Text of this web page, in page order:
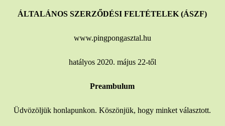
ÁLTALÁNOS SZERZŐDÉSI FELTÉTELEK (ÁSZF)
www.pingpongasztal.hu
hatályos 2020. május 22-től
Preambulum
Üdvözöljük honlapunkon. Köszönjük, hogy minket választott.